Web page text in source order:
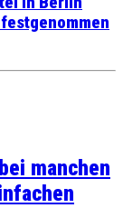
manchen